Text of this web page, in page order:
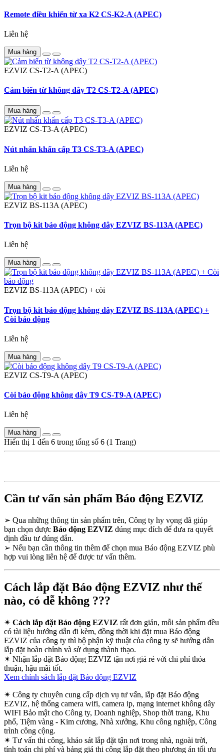
Remote điều khiển từ xa K2 CS-K2-A (APEC)
Liên hệ
Mua hàng
EZVIZ CS-T2-A (APEC)
Cảm biến từ không dây T2 CS-T2-A (APEC)
Mua hàng
EZVIZ CS-T3-A (APEC)
Nút nhấn khẩn cấp T3 CS-T3-A (APEC)
Liên hệ
Mua hàng
EZVIZ BS-113A (APEC)
Trọn bộ kit báo động không dây EZVIZ BS-113A (APEC)
Liên hệ
Mua hàng
EZVIZ BS-113A (APEC) + còi
Trọn bộ kit báo động không dây EZVIZ BS-113A (APEC) +
Còi báo động
Liên hệ
Mua hàng
EZVIZ CS-T9-A (APEC)
Còi báo động không dây T9 CS-T9-A (APEC)
Liên hệ
Mua hàng
Hiển thị 1 đến 6 trong tổng số 6 (1 Trang)
Cần tư vấn sản phẩm Báo động EZVIZ
➢ Qua những thông tin sản phẩm trên, Công ty hy vọng đã giúp
bạn chọn được Báo động EZVIZ đúng mục đích để đưa ra quyết
định đầu tư đúng đắn.
➢ Nếu bạn cần thông tin thêm để chọn mua Báo động EZVIZ phù
hợp vui lòng liên hệ để được tư vấn thêm.
Cách lắp đặt Báo động EZVIZ như thế
nào, có dễ không ???
✴ Cách lắp đặt Báo động EZVIZ rất đơn giản, mỗi sản phẩm đều
có tài liệu hướng dẫn đi kèm, đồng thời khi đặt mua Báo động
EZVIZ của công ty thì bộ phận kỹ thuật của công ty sẽ hướng dẫn
lắp đặt hoàn chỉnh và sử dụng thành thạo.
✴ Nhận lắp đặt Báo động EZVIZ tận nơi giá rẻ với chi phí thỏa
thuận, hậu mãi tốt.
Xem chính sách lắp đặt Báo động EZVIZ
✴ Công ty chuyên cung cấp dịch vụ tư vấn, lắp đặt Báo động
EZVIZ, hệ thống camera wifi, camera ip, mạng internet không dây
WIFI Bảo mật cho Công ty, Doanh nghiệp, Shop thời trang, Khu
phố, Tiệm vàng - Kim cương, Nhà xưởng, Khu công nghiệp, Công
trình công cộng.
✴ Tư vấn thi công, khảo sát lắp đặt tận nơi trong nhà, ngoài trời,
tính toán chi phí và bảng giá thi công lắp đặt theo phương án tối ưu